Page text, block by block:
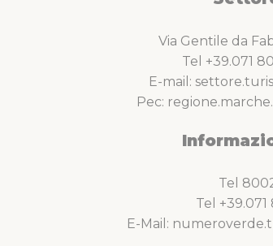
Via Gentile da
Tel +39.071
E-mail:
Pec:
Tel
Tel
E-Mail: